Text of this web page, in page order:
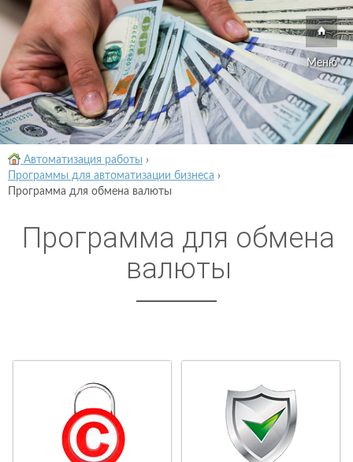
Меню
Автоматизация работы ›
Программы для автоматизации бизнеса ›
Программа для обмена валюты
Программа для обмена
валюты